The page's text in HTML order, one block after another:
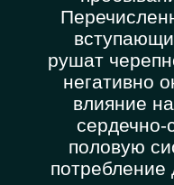
рушат
негативно
влияние
сердечно-
половую
потребление